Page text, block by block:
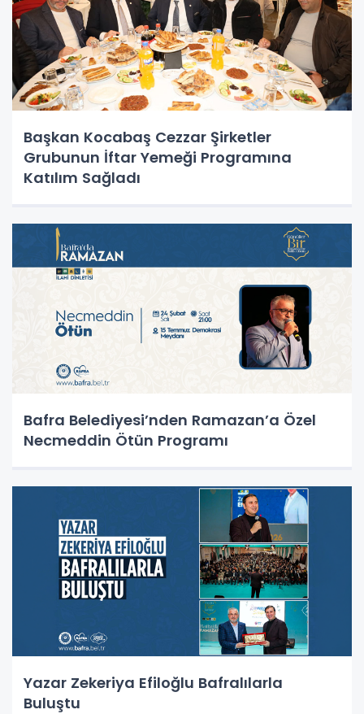
Başkan Kocabaş Cezzar Şirketler
Grubunun İftar Yemeği Programına
Katılım Sağladı
Bafra Belediyesi’nden Ramazan’a Özel
Necmeddin Ötün Programı
Yazar Zekeriya Efiloğlu Bafralılarla
Buluştu